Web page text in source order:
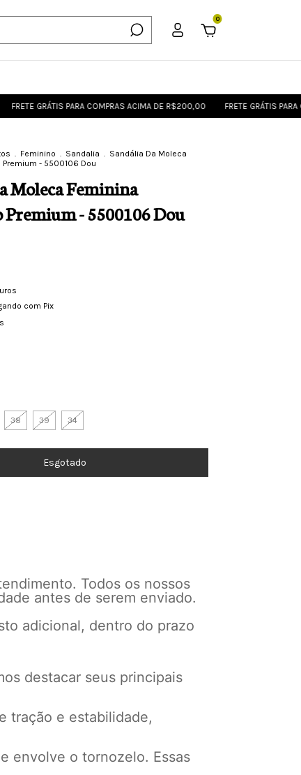
0
PARA COMPRAS ACIMA DE R$200,00 FRETE GRÁTIS PARA
. Feminino . Sandalia . Sandália Da Moleca
- 5500106 Dou
Moleca Feminina
- 5500106 Dou
com Pix
38 39 34
Todos os nossos
antes de serem enviado.
adicional, dentro do prazo
destacar seus principais
tração e estabilidade,
envolve o tornozelo. Essas